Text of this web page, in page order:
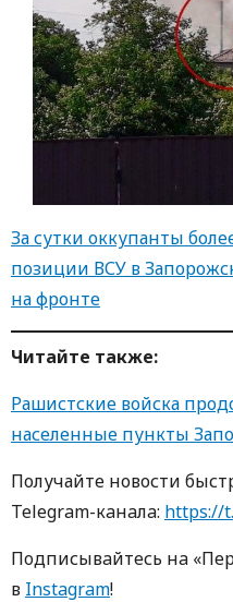
За сутки оккупанты
позиции ВСУ в
на фронте
Читайте также:
Рашистские войска
населенные пункты
Получайте новости
Telegram-кaнaлa: https://
Пoдписывaйтесь нa
в Instagram!